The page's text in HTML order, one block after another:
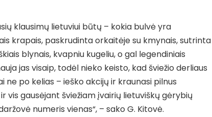
klausimų lietuviui būtų – kokia bulvė yra
krapais, paskrudinta orkaitėje su kmynais, sutrinta
blynais, kvapniu kugeliu, o gal legendiniais
jas visaip, todėl nieko keisto, kad šviežio derliaus
ne po kelias – ieško akcijų ir kraunasi pilnus
vis gausėjant šviežiam įvairių lietuviškų gėrybių
numeris vienas“, – sako G. Kitovė.